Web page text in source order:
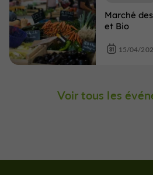
Marché
et Bio
15/04/
Voir tous les